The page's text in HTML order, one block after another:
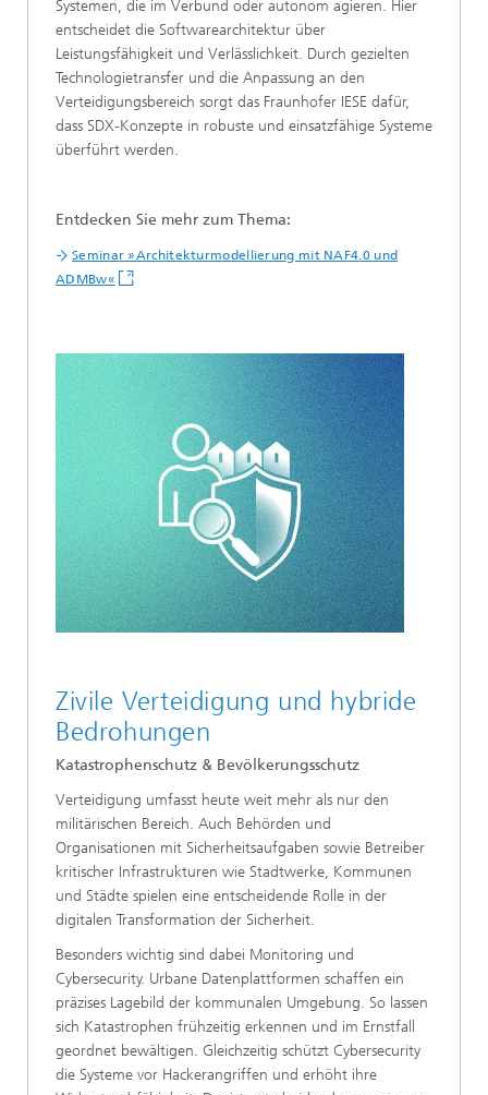
Systemen, die im Verbund oder autonom agieren. Hier
entscheidet die Softwarearchitektur über
Leistungsfähigkeit und Verlässlichkeit. Durch gezielten
Technologietransfer und die Anpassung an den
Verteidigungsbereich sorgt das Fraunhofer IESE dafür,
dass SDX-Konzepte in robuste und einsatzfähige Systeme
überführt werden.
Entdecken Sie mehr zum Thema:
Seminar »Architekturmodellierung mit NAF4.0 und
ADMBw«
Zivile Verteidigung und hybride
Bedrohungen
Katastrophenschutz & Bevölkerungsschutz
Verteidigung umfasst heute weit mehr als nur den
militärischen Bereich. Auch Behörden und
Organisationen mit Sicherheitsaufgaben sowie Betreiber
kritischer Infrastrukturen wie Stadtwerke, Kommunen
und Städte spielen eine entscheidende Rolle in der
digitalen Transformation der Sicherheit.
Besonders wichtig sind dabei Monitoring und
Cybersecurity. Urbane Datenplattformen schaffen ein
präzises Lagebild der kommunalen Umgebung. So lassen
sich Katastrophen frühzeitig erkennen und im Ernstfall
geordnet bewältigen. Gleichzeitig schützt Cybersecurity
die Systeme vor Hackerangriffen und erhöht ihre